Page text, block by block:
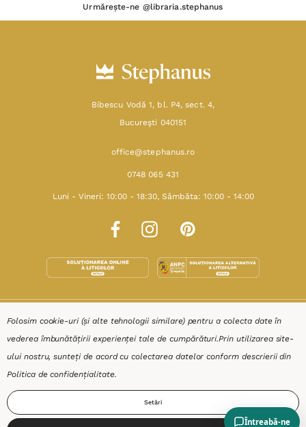
Urmărește-ne @libraria.stephanus
Bibescu Vodă 1, bl. P4, sect. 4,
Bucureşti 040151
office@stephanus.ro
0748 065 431
Luni - Vineri: 10:00 - 18:30, Sâmbăta: 10:00 - 14:00
SHOP
RESURSE
AJUTOR
Folosim cookie-uri (și alte tehnologii similare) pentru a colecta date în
vederea îmbunătățirii experienței tale de cumpărături.Prin utilizarea site-
ului nostru, sunteți de acord cu colectarea datelor conform descrierii din
Politica de confidențialitate.
Setări